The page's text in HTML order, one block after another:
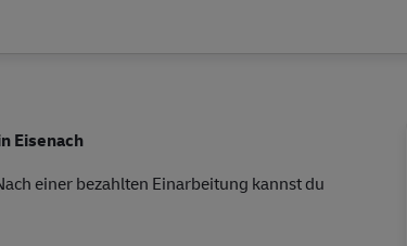
Eisenach
einer bezahlten Einarbeitung kannst du